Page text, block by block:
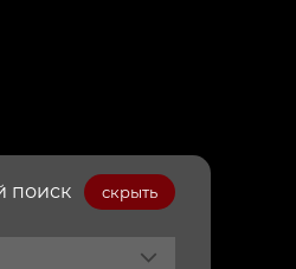
поиск скрыть